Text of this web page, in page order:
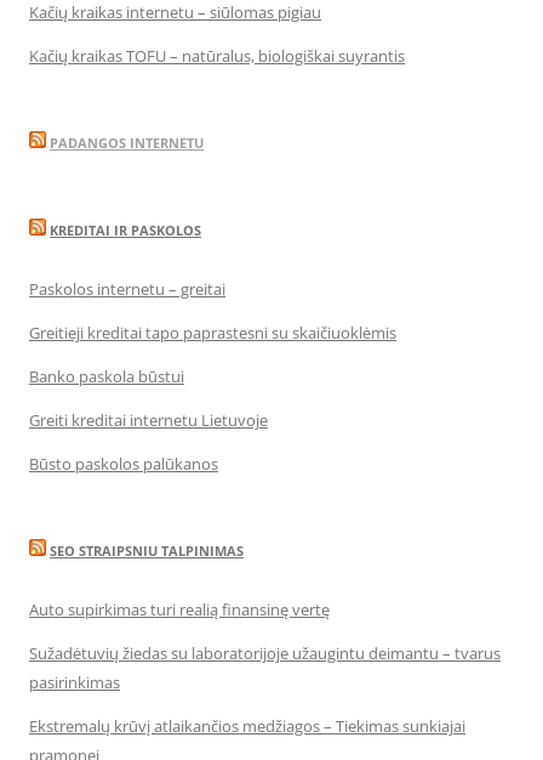
Kačių kraikas internetu – siūlomas pigiau
Kačių kraikas TOFU – natūralus, biologiškai suyrantis
PADANGOS INTERNETU
KREDITAI IR PASKOLOS
Paskolos internetu – greitai
Greitieji kreditai tapo paprastesni su skaičiuoklėmis
Banko paskola būstui
Greiti kreditai internetu Lietuvoje
Būsto paskolos palūkanos
SEO STRAIPSNIU TALPINIMAS
Auto supirkimas turi realią finansinę vertę
Sužadėtuvių žiedas su laboratorijoje užaugintu deimantu – tvarus
pasirinkimas
Ekstremalų krūvį atlaikančios medžiagos – Tiekimas sunkiajai
pramonei